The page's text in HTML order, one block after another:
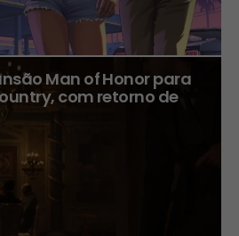
Man of Honor para
com retorno de